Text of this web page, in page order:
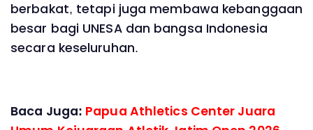
berbakat, tetapi juga membawa kebanggaan
besar bagi UNESA dan bangsa Indonesia
secara keseluruhan.
Baca Juga: Papua Athletics Center Juara